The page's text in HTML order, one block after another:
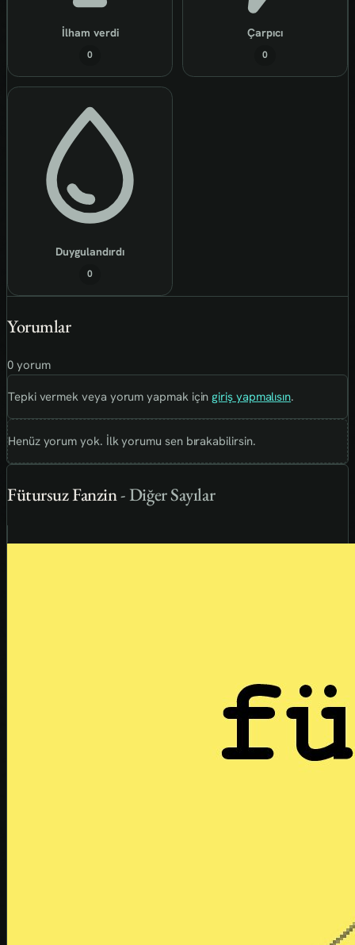
İlham verdi
0
Çarpıcı
0
Duygulandırdı
0
Yorumlar
0 yorum
Tepki vermek veya yorum yapmak içingiriş yapmalısın.
Henüz yorum yok. İlk yorumu sen bırakabilirsin.
Fütursuz Fanzin- Diğer Sayılar